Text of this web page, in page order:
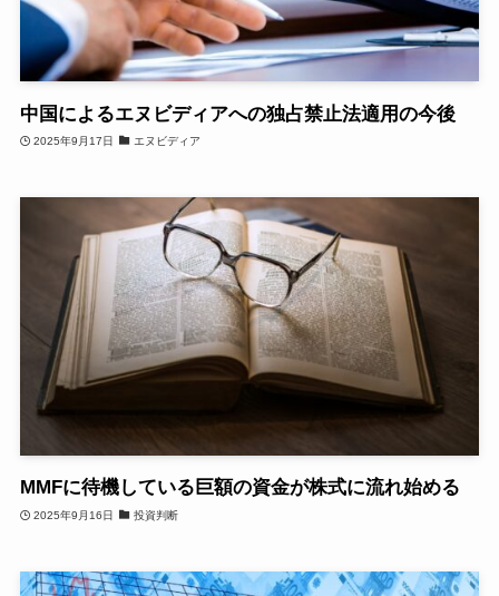
中国によるエヌビディアへの独占禁止法適用の今後
2025年9月17日 エヌビディア
MMFに待機している巨額の資金が株式に流れ始める
2025年9月16日 投資判断